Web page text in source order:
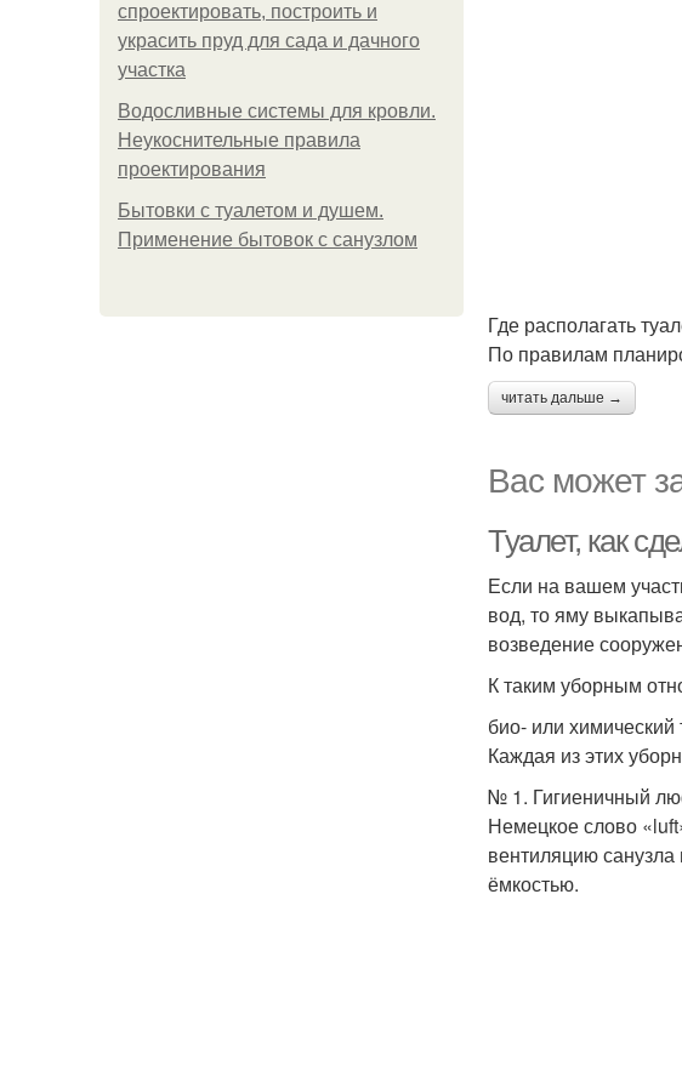
спроектировать, построить и
украсить пруд для сада и дачного
участка
Водосливные системы для кровли.
Неукоснительные правила
проектирования
Бытовки с туалетом и душем.
Применение бытовок с санузлом
Где располагать
По правилам
читать дальше →
Вас может
Туалет, как
Если на вашем
вод, то яму
возведение
К таким уборным
био- или химический
Каждая из этих
№ 1. Гигиеничный
Немецкое слово
вентиляцию
ёмкостью.